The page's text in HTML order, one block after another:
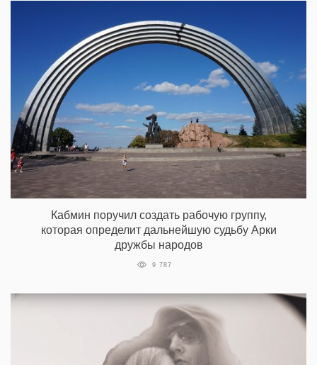
Кабмин поручил создать рабочую группу,
которая определит дальнейшую судьбу Арки
дружбы народов
9 787